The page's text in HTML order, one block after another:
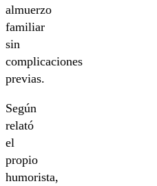
almuerzo
familiar
sin
complicaciones
previas.
Según
relató
el
propio
humorista,